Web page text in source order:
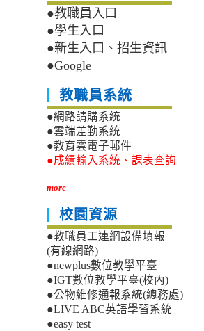
●教職員入口
●學生入口
●新生入口、招生資訊
●Google
教職員系統
●網路請購系統
●雲端差勤系統
●教育雲電子郵件
●成績輸入系統、課表查詢
more
校園資源
●教職員工連網設備填報
(有線網路)
●newplus數位教學平臺
●IGT數位教學平臺(校內)
●公物維修通報系統(總務處)
●LIVE ABC英語學習系統
●easy test